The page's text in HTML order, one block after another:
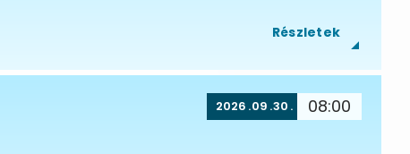
Részletek
2026 09 30 08:00